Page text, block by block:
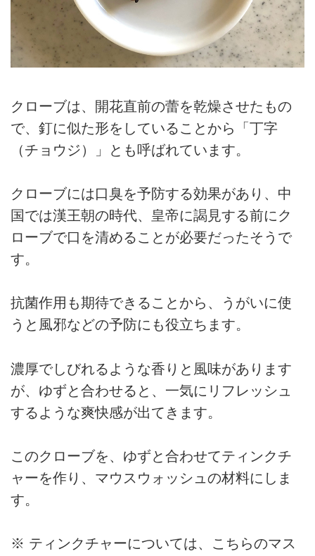
クローブは、開花直前の蕾を乾燥させたもの
で、釘に似た形をしていることから「丁字
（チョウジ）」とも呼ばれています。
クローブには口臭を予防する効果があり、中
国では漢王朝の時代、皇帝に謁見する前にク
ローブで口を清めることが必要だったそうで
す。
抗菌作用も期待できることから、うがいに使
うと風邪などの予防にも役立ちます。
濃厚でしびれるような香りと風味があります
が、ゆずと合わせると、一気にリフレッシュ
するような爽快感が出てきます。
このクローブを、ゆずと合わせてティンクチ
ャーを作り、マウスウォッシュの材料にしま
す。
※ ティンクチャーについては、こちらのマス